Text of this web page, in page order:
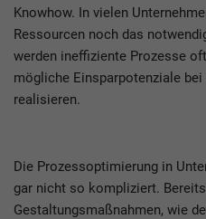
Knowhow. In vielen
Ressourcen noch das
werden ineffiziente Prozesse
mögliche Einsparpotenziale
realisieren.
Die Prozessoptimierung in
gar nicht so kompliziert.
Gestaltungsmaßnahmen, wie